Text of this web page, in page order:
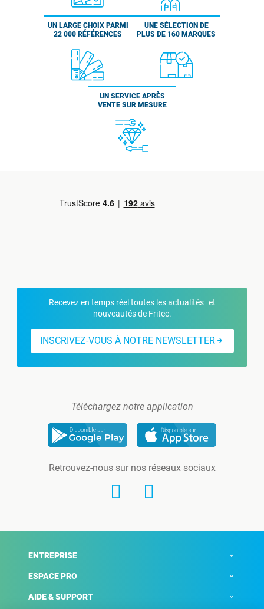
UN LARGE CHOIX PARMI
22 000 RÉFÉRENCES
UNE SÉLECTION DE
PLUS DE 160 MARQUES
UN SERVICE APRÈS
VENTE SUR MESURE
Recevez en temps réel toutes les actualités et
nouveautés de Fritec.
INSCRIVEZ-VOUS À NOTRE NEWSLETTER
Téléchargez notre application
Retrouvez-nous sur nos réseaux sociaux
ENTREPRISE
ESPACE PRO
AIDE & SUPPORT